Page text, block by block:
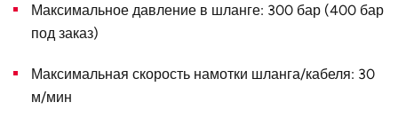
Конструктивное
исполнение
для тройного шланга
диаметр D, мм
Максимальное давление в шланге: 300 бар (400 бар
под заказ)
Максимальная скорость намотки шланга/кабеля: 30
м/мин